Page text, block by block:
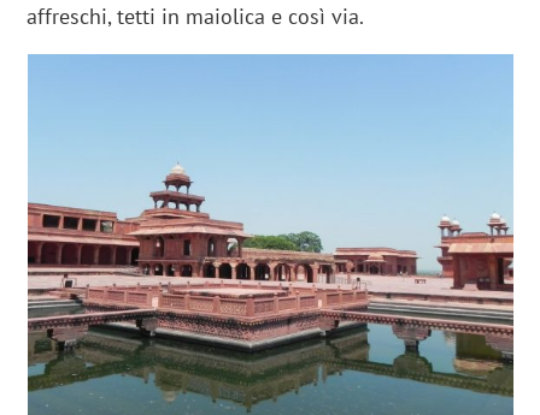
affreschi, tetti in maiolica e così via.